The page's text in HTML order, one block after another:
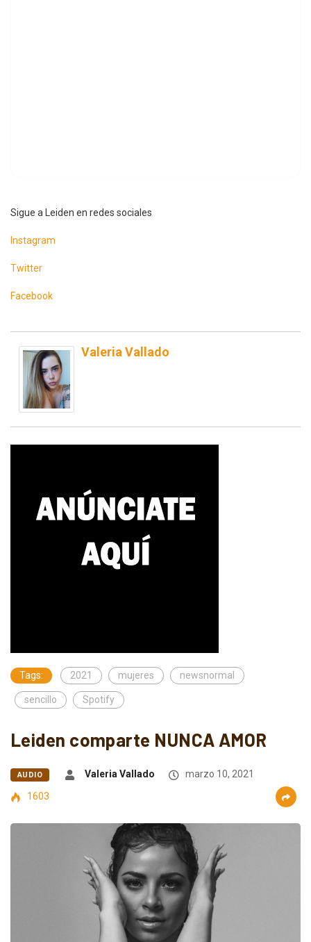
Sigue a Leiden en redes sociales
Instagram
Twitter
Facebook
Valeria Vallado
Tags: 2021 mujeres newsnormal
sencillo Spotify
Leiden comparte NUNCA AMOR
AUDIO Valeria Vallado
marzo 10, 2021
1603